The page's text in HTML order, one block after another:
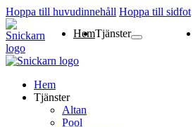
Hoppa till huvudinnehåll Hoppa till sidfot
HemTjänsterAltan
Pool
Golvslipning
Totalentreprenad
Hem
Tjänster
Altan
Pool